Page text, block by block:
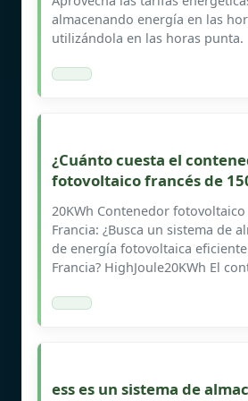
almacenando energía en las
utilizándola en las horas punta.
¿Cuánto cuesta el
fotovoltaico francés de
20KWh Contenedor
Francia: ¿Busca un sistema de
de energía fotovoltaica
Francia? HighJoule20KWh El
ess es un sistema de